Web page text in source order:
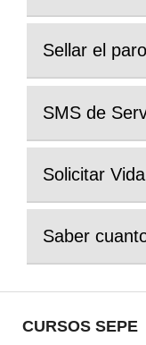
Sellar el
SMS de
Solicitar
Saber
CURSOS SEPE